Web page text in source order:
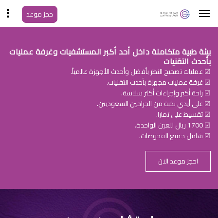
حجز موعد
بيئة طبية متكاملة داخل أحد أكبر المستشفيات وغرفة عمليات
بأحدث التقنيات
☑ عمليات تصحيح النظر بأفضل وأحدث الأجهزة عالمياً.
☑ غرفة عمليات مجهزة بأحدث التقنيات.
☑ راحة أكبر وإجراءات أكثر سلاسة.
☑ على أيدي نخبة من الجراحين السعوديين.
☑ تقسيط على تمارا.
☑ 1700 ريال للعين الواحدة.
☑ شامل جميع الفحوصات.
احجز موعد الان